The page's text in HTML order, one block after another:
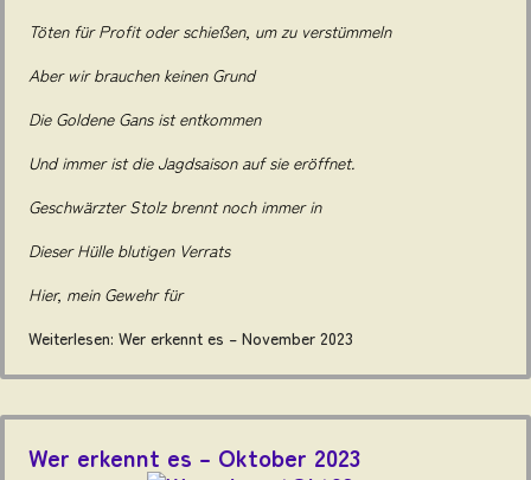
Töten für Profit oder schießen, um zu verstümmeln
Aber wir brauchen keinen Grund
Die Goldene Gans ist entkommen
Und immer ist die Jagdsaison auf sie eröffnet.
Geschwärzter Stolz brennt noch immer in
Dieser Hülle blutigen Verrats
Hier, mein Gewehr für
Weiterlesen: Wer erkennt es – November 2023
Wer erkennt es – Oktober 2023